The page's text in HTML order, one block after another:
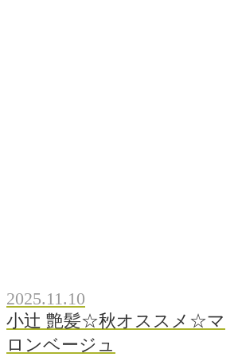
2025.11.10
小辻 艶髪☆秋オススメ☆マ
ロンベージュ